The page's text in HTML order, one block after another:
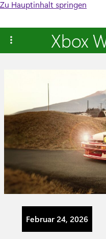
Zu Hauptinhalt springen
Xbox
Februar 24, 2026